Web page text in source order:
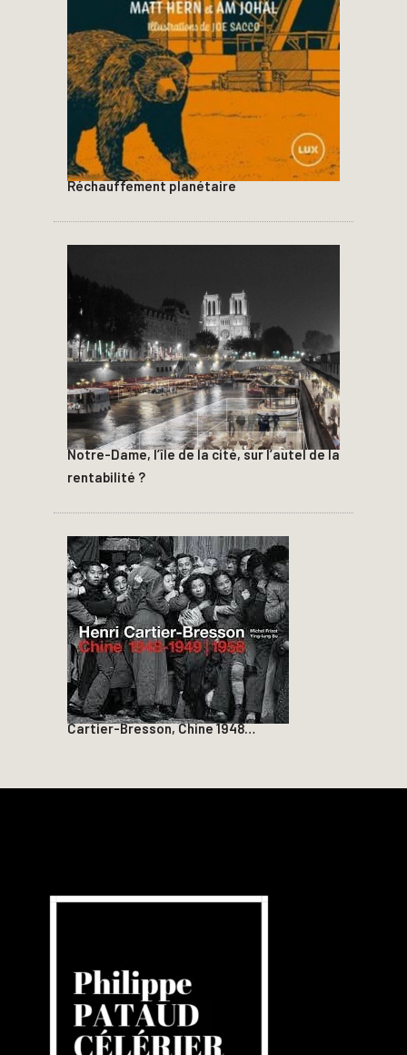
Réchauffement planétaire
Notre-Dame, l’île de la cité, sur l’autel de la
rentabilité ?
Cartier-Bresson, Chine 1948…